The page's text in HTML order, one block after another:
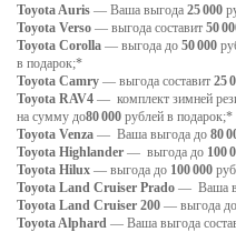
Toyota Auris — Ваша выгода 25 000
Toyota Verso — выгода составит 50
Toyota Corolla — выгода до 50 000
в подарок;*
Toyota Camry — выгода составит 25
Toyota RAV4 — комплект зимней
на сумму до80 000 рублей в подарок;*
Toyota Venza — Ваша выгода до 80
Toyota Highlander — выгода до 100
Toyota Hilux — выгода до 100 000
Toyota Land Cruiser Prado — Ваша
Toyota Land Cruiser 200 — выгода до
Toyota Alphard — Ваша выгода